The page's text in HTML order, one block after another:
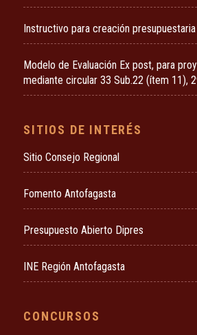
Instructivo para creación
Modelo de Evaluación Ex post, para
mediante circular 33 Sub.22 (ítem 11),
SITIOS DE INTERÉS
Sitio Consejo Regional
Fomento Antofagasta
Presupuesto Abierto Dipres
INE Región Antofagasta
CONCURSOS